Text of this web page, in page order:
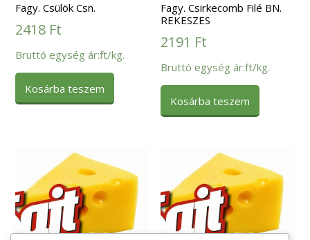
Fagy. Csülök Csn.
2418 Ft
Bruttó egység ár:ft/kg.
Kosárba teszem
Fagy. Csirkecomb Filé BN.
REKESZES
2191 Ft
Bruttó egység ár:ft/kg.
Kosárba teszem